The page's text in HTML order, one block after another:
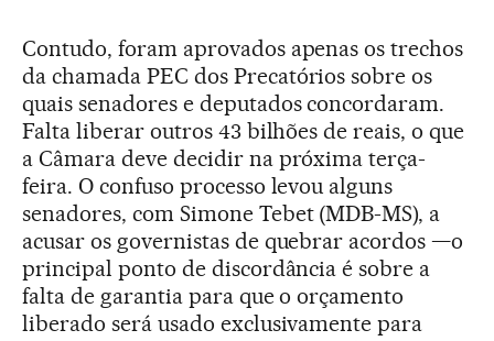
Contudo, foram aprovados apenas os trechos
da chamada PEC dos Precatórios sobre os
quais senadores e deputados concordaram.
Falta liberar outros 43 bilhões de reais, o que
a Câmara deve decidir na próxima terça-
feira. O confuso processo levou alguns
senadores, com Simone Tebet (MDB-MS), a
acusar os governistas de quebrar acordos —o
principal ponto de discordância é sobre a
falta de garantia para que o orçamento
liberado será usado exclusivamente para